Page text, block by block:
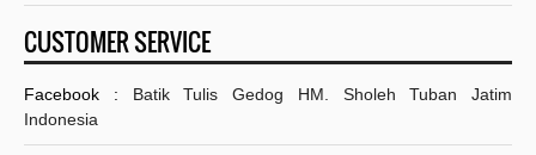
CUSTOMER SERVICE
Facebook : Batik Tulis Gedog HM. Sholeh Tuban Jatim
Indonesia